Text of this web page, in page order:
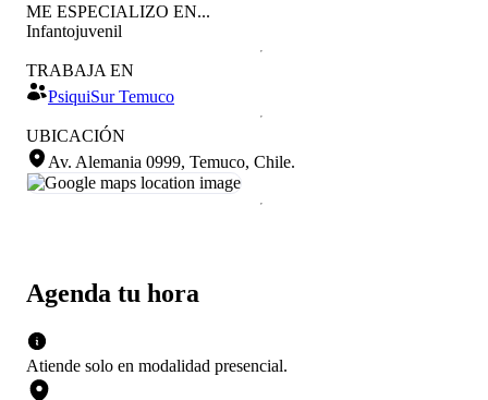
Agenda tu hora
Atiende solo en modalidad presencial.
ME ESPECIALIZO EN...
Infantojuvenil
TRABAJA EN
PsiquiSur Temuco
UBICACIÓN
Av. Alemania 0999, Temuco, Chile.